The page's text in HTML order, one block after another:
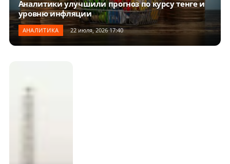
Аналитики улучшили прогноз по курсу тенге и
уровню инфляции
АНАЛИТИКА 22 июля, 2026 17:40